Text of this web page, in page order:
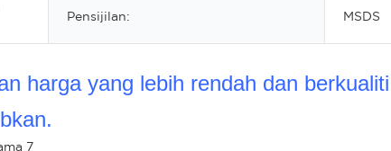
Pensijilan: MSDS
harga yang lebih rendah dan